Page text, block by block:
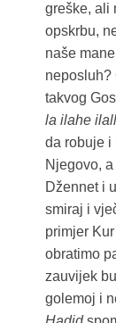
greške, ali
opskrbu,
naše
neposluh?
takvog
la ilahe
da robuje i
Njegovo,
Džennet i
smiraj i
primjer
obratimo
zauvijek
golemoj i